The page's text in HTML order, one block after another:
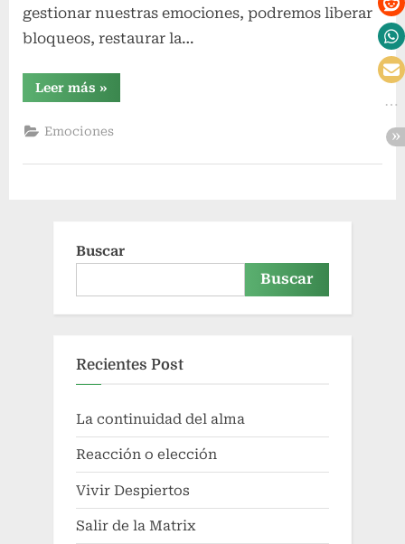
gestionar nuestras emociones, podremos liberar
bloqueos, restaurar la…
Leer más “Conciencia
Emocional”
»
Emociones
Buscar
Buscar
Recientes Post
La continuidad del alma
Reacción o elección
Vivir Despiertos
Salir de la Matrix